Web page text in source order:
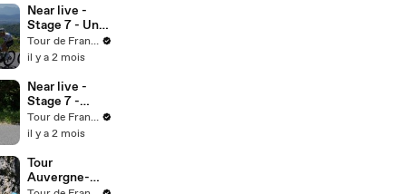
Near live -
Stage 7 - Une
échappée se
dessine
Tour de France™
il y a 2 mois
Near live -
Stage 7 -
Seixas en
difficulté
Tour de France™
il y a 2 mois
Tour
Auvergne-